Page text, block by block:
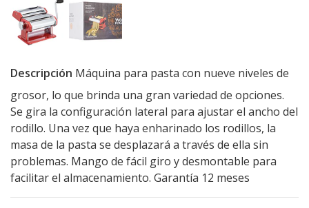
Descripción Máquina para pasta con nueve niveles de
grosor, lo que brinda una gran variedad de opciones.
Se gira la configuración lateral para ajustar el ancho del
rodillo. Una vez que haya enharinado los rodillos, la
masa de la pasta se desplazará a través de ella sin
problemas. Mango de fácil giro y desmontable para
facilitar el almacenamiento. Garantía 12 meses